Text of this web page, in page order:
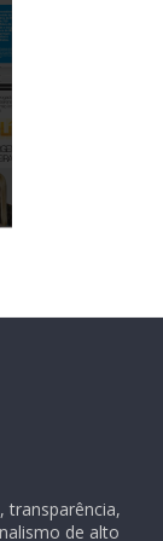
transparência,
de alto